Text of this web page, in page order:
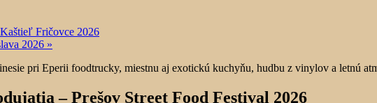
Fričovce 2026
2026 »
–Prešov Street Food Festival 2026